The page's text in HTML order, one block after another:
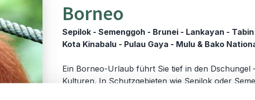
Borneo
Sepilok - Semenggoh - Brunei - Lankayan -
Kota Kinabalu - Pulau Gaya - Mulu & Bako
Ein Borneo-Urlaub führt Sie tief in den Dschungel
Kulturen. In Schutzgebieten wie Sepilok oder